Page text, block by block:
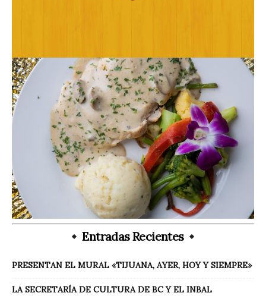
Entradas Recientes
PRESENTAN EL MURAL «TIJUANA, AYER, HOY Y SIEMPRE»
LA SECRETARÍA DE CULTURA DE BC Y EL INBAL